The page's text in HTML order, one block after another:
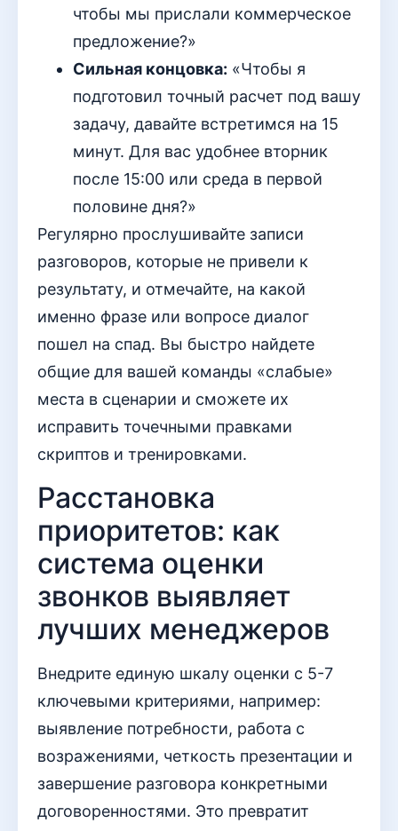
чтобы мы прислали коммерческое
предложение?»
Сильная концовка: «Чтобы я
подготовил точный расчет под вашу
задачу, давайте встретимся на 15
минут. Для вас удобнее вторник
после 15:00 или среда в первой
половине дня?»
Регулярно прослушивайте записи
разговоров, которые не привели к
результату, и отмечайте, на какой
именно фразе или вопросе диалог
пошел на спад. Вы быстро найдете
общие для вашей команды «слабые»
места в сценарии и сможете их
исправить точечными правками
скриптов и тренировками.
Расстановка
приоритетов: как
система оценки
звонков выявляет
лучших менеджеров
Внедрите единую шкалу оценки с 5-7
ключевыми критериями, например:
выявление потребности, работа с
возражениями, четкость презентации и
завершение разговора конкретными
договоренностями. Это превратит